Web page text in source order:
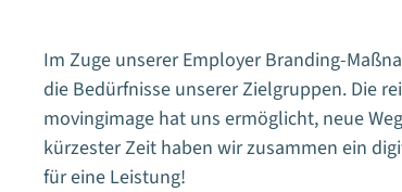
Im Zuge unserer Employer Branding-
die Bedürfnisse unserer Zielgruppen. Die
movingimage hat uns ermöglicht, neue
kürzester Zeit haben wir zusammen ein
für eine Leistung!